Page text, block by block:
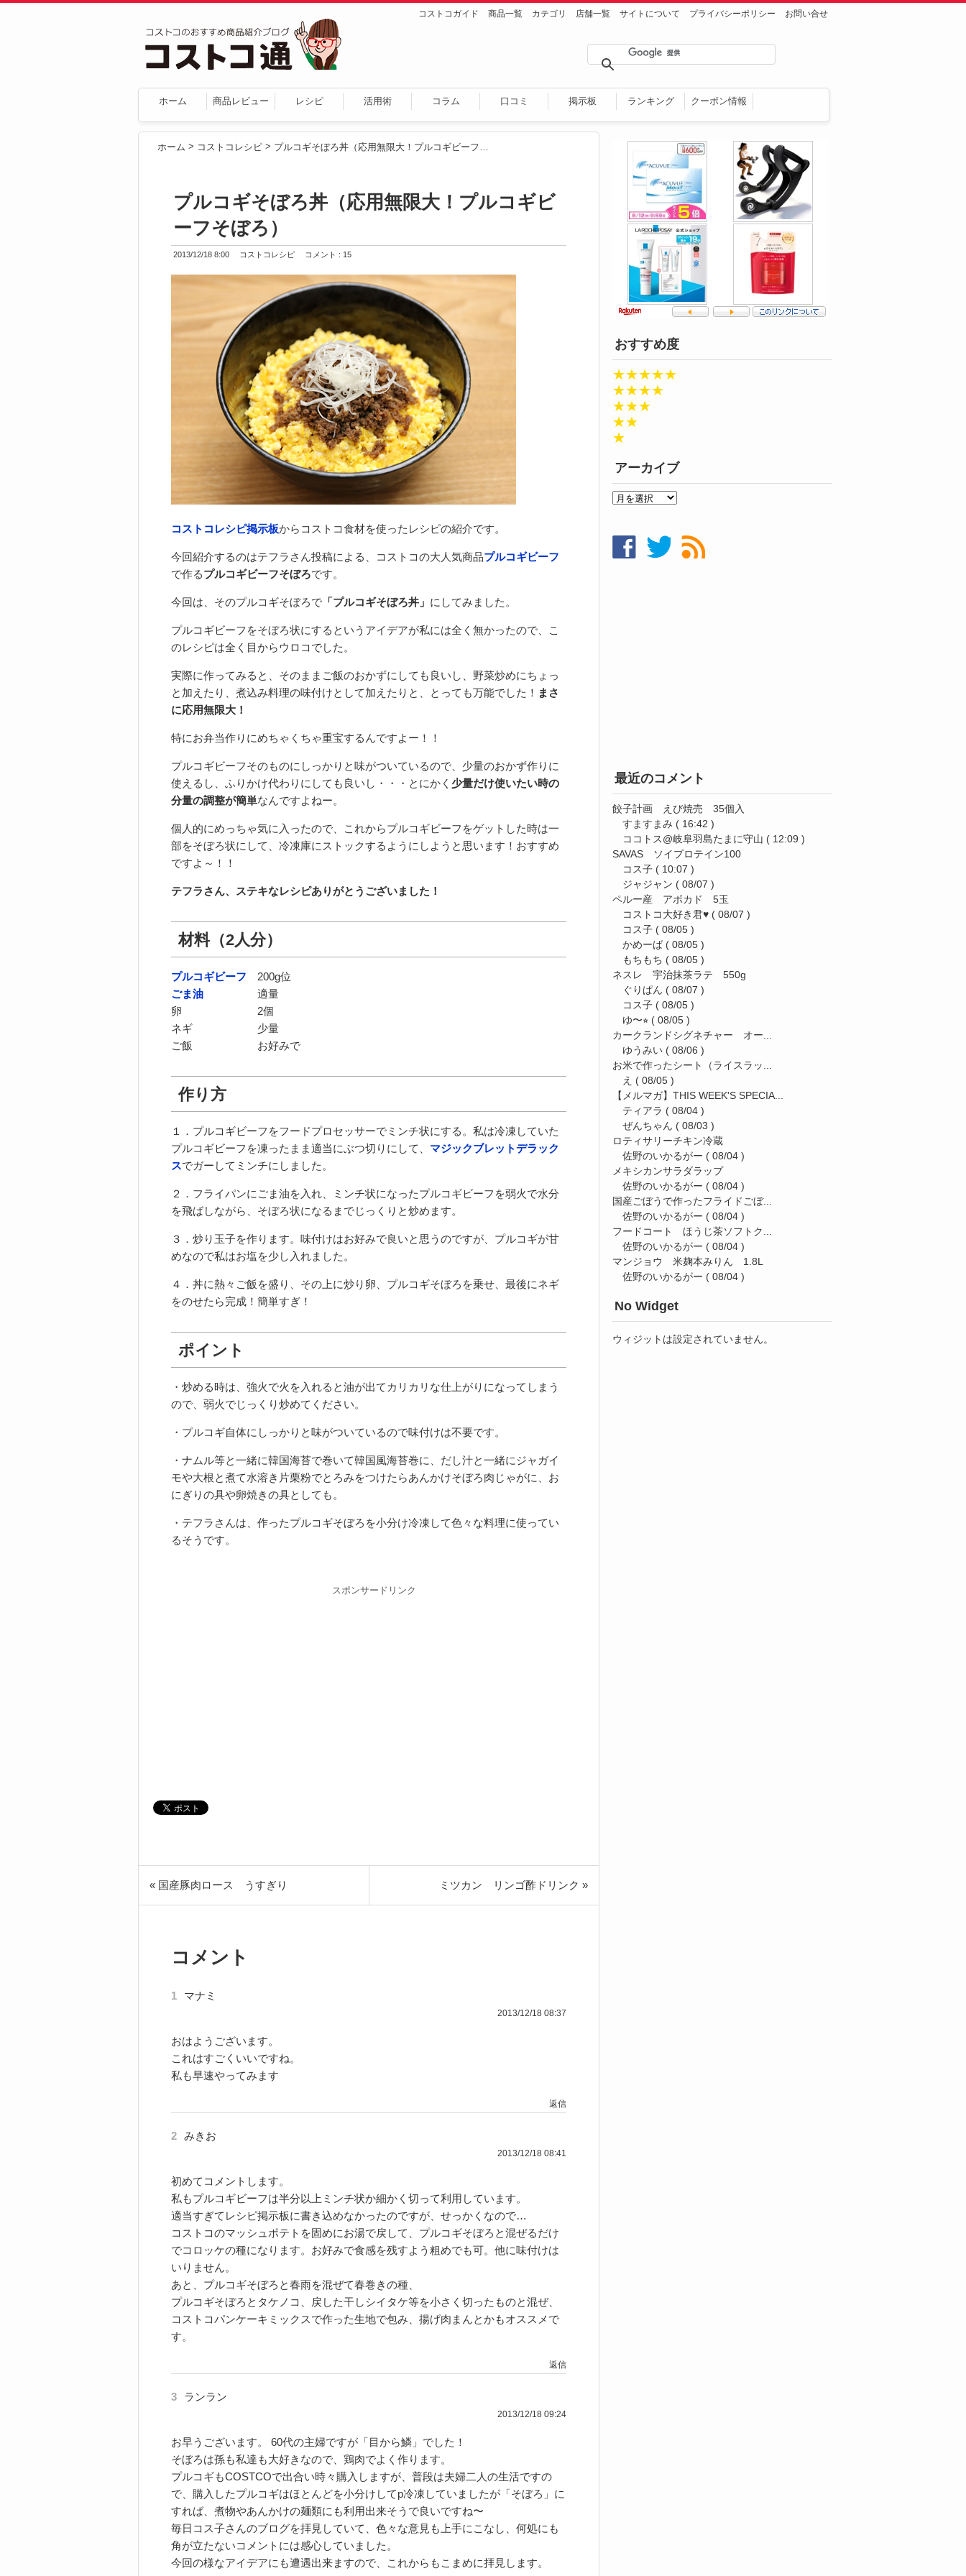
コストコガイド 商品一覧 カテゴリ 店舗一覧 サイトについて プライバシーポリシー お問い合せ
ホーム 商品レビュー レシピ 活用術 コラム 口コミ 掲示板 ランキング クーポン情報
ホーム > コストコレシピ >
プルコギそぼろ丼（応用無限大！プルコギビ
ーフそぼろ）
2013/12/18 8:00 コストコレシピ コメント : 15
コストコレシピ掲示板からコストコ食材を使ったレシピの紹介です。
今回紹介するのはテフラさん投稿による、コストコの大人気商品プルコギビーフ
で作るプルコギビーフそぼろです。
今回は、そのプルコギそぼろで 「プルコギそぼろ丼」 にしてみました。
プルコギビーフをそぼろ状にするというアイデアが私には全く無かったので、こ
のレシピは全く目からウロコでした。
実際に作ってみると、そのままご飯のおかずにしても良いし、野菜炒めにちょっ
と加えたり、煮込み料理の味付けとして加えたりと、とっても万能でした！ まさ
に応用無限大！
特にお弁当作りにめちゃくちゃ重宝するんですよー！！
プルコギビーフそのものにしっかりと味がついているので、少量のおかず作りに
使えるし、ふりかけ代わりにしても良いし・・・とにかく 少量だけ使いたい時の
分量の調整が簡単なんですよねー。
個人的にめっちゃ気に入ったので、これからプルコギビーフをゲットした時は一
部をそぼろ状にして、冷凍庫にストックするようにしようと思います！おすすめ
ですよ～！！
テフラさん、ステキなレシピありがとうございました！
材料（2人分）
プルコギビーフ 200g位
ごま油 適量
卵 2個
ネギ 少量
ご飯 お好みで
作り方
１．プルコギビーフをフードプロセッサーでミンチ状にする。私は冷凍していた
プルコギビーフを凍ったまま適当にぶつ切りにして、 マジックブレットデラック
スでガーしてミンチにしました。
２．フライパンにごま油を入れ、ミンチ状になったプルコギビーフを弱火で水分
を飛ばしながら、そぼろ状になるまでじっくりと炒めます。
３．炒り玉子を作ります。味付けはお好みで良いと思うのですが、プルコギが甘
めなので私はお塩を少し入れました。
４．丼に熱々ご飯を盛り、その上に炒り卵、プルコギそぼろを乗せ、最後にネギ
をのせたら完成！簡単すぎ！
ポイント
・炒める時は、強火で火を入れると油が出てカリカリな仕上がりになってしまう
ので、弱火でじっくり炒めてください。
・プルコギ自体にしっかりと味がついているので味付けは不要です。
・ナムル等と一緒に韓国海苔で巻いて韓国風海苔巻に、だし汁と一緒にジャガイ
モや大根と煮て水溶き片栗粉でとろみをつけたらあんかけそぼろ肉じゃがに、お
にぎりの具や卵焼きの具としても。
・テフラさんは、作ったプルコギそぼろを小分け冷凍して色々な料理に使ってい
るそうです。
スポンサードリンク
« 国産豚肉ロース うすぎり ミツカン リンゴ酢ドリンク »
コメント
1 マナミ
2013/12/18 08:37
おはようございます。
これはすごくいいですね。
私も早速やってみます
返信
2 みきお
2013/12/18 08:41
初めてコメントします。
私もプルコギビーフは半分以上ミンチ状か細かく切って利用しています。
適当すぎてレシピ掲示板に書き込めなかったのですが、せっかくなので…
コストコのマッシュポテトを固めにお湯で戻して、プルコギそぼろと混ぜるだけ
でコロッケの種になります。お好みで食感を残すよう粗めでも可。他に味付けは
いりません。
あと、プルコギそぼろと春雨を混ぜて春巻きの種、
プルコギそぼろとタケノコ、戻した干しシイタケ等を小さく切ったものと混ぜ、
コストコパンケーキミックスで作った生地で包み、揚げ肉まんとかもオススメで
す。
返信
3 ランラン
2013/12/18 09:24
お早うございます。 60代の主婦ですが「目から鱗」でした！
そぼろは孫も私達も大好きなので、鶏肉でよく作ります。
プルコギもCOSTCOで出合い時々購入しますが、普段は夫婦二人の生活ですの
で、購入したプルコギはほとんどを小分けしてp冷凍していましたが「そぼろ」に
すれば、煮物やあんかけの麺類にも利用出来そうで良いですね〜
毎日コス子さんのブログを拝見していて、色々な意見も上手にこなし、何処にも
角が立たないコメントには感心していました。
今回の様なアイデアにも遭遇出来ますので、これからもこまめに拝見します。
おすすめ度
★★★★★
★★★★
★★★
★★
★
アーカイブ
ア
ブ
最近のコメント
餃子計画 えび焼売 35個入
すますまみ ( 16:42 )
ココトス@岐阜羽島たまに守山 ( 12:09 )
SAVAS ソイプロテイン100
コス子 ( 10:07 )
ジャジャン ( 08/07 )
ペルー産 アボカド 5玉
コストコ大好き君♥️ ( 08/07 )
コス子 ( 08/05 )
かめーば ( 08/05 )
もちもち ( 08/05 )
ネスレ 宇治抹茶ラテ 550g
ぐりぱん ( 08/07 )
コス子 ( 08/05 )
ゆ〜⭐︎ ( 08/05 )
カークランドシグネチャー オー...
ゆうみい ( 08/06 )
お米で作ったシート（ライスラッ...
え ( 08/05 )
【メルマガ】THIS WEEK'S SPECIA...
ティアラ ( 08/04 )
ぜんちゃん ( 08/03 )
ロティサリーチキン冷蔵
佐野のいかるがー ( 08/04 )
メキシカンサラダラップ
佐野のいかるがー ( 08/04 )
国産ごぼうで作ったフライドごぼ...
佐野のいかるがー ( 08/04 )
フードコート ほうじ茶ソフトク...
佐野のいかるがー ( 08/04 )
マンジョウ 米麹本みりん 1.8L
佐野のいかるがー ( 08/04 )
No Widget
ウィジットは設定されていません。